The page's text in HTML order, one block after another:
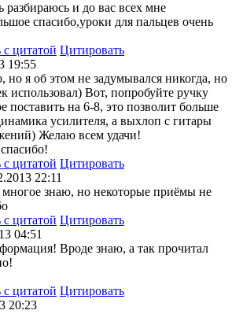
разбираюсь и до вас всех мне
спасибо,уроки для пальцев очень
цитатой Цитировать
19:55
но я об этом не задумывался никогда, но
использовал) Вот, попробуйте ручку
поставить на 6-8, это позволит больше
усилителя, а выхлоп с гитары
Желаю всем удачи!
цитатой Цитировать
22:11
знаю, но некоторые приёмы не
цитатой Цитировать
04:51
Вроде знаю, а так прочитал
цитатой Цитировать
20:23